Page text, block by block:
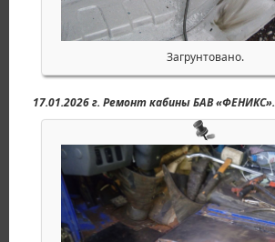
Загрунтовано.
17.01.2026 г. Ремонт кабины БАВ «ФЕНИКС».